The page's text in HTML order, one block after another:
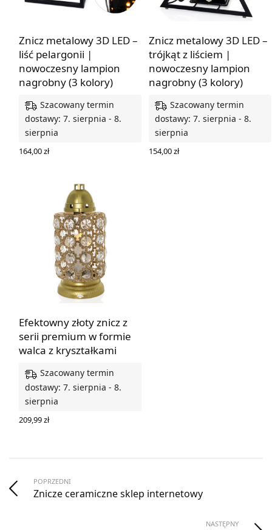
Znicz metalowy 3D LED –
liść pelargonii |
nowoczesny lampion
nagrobny (3 kolory)
Szacowany termin
dostawy: 7. sierpnia - 8.
sierpnia
164,00zł
Znicz metalowy 3D LED –
trójkąt z liściem |
nowoczesny lampion
nagrobny (3 kolory)
Szacowany termin
dostawy: 7. sierpnia - 8.
sierpnia
154,00zł
Efektowny złoty znicz z
serii premium w formie
walca z kryształkami
Szacowany termin
dostawy: 7. sierpnia - 8.
sierpnia
209,99zł
POPRZEDNI
Znicze ceramiczne sklep internetowy
NASTĘPNY